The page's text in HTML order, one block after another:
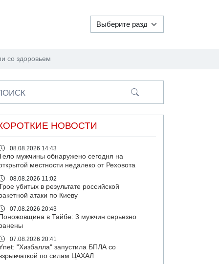
со здоровьем
НОВОСТИ
08.08.2026 14:43
мужчины обнаружено сегодня на
местности недалеко от Реховота
08.08.2026 11:02
убитых в результате российской
атаки по Киеву
07.08.2026 20:43
Поножовщина в Тайбе: 3 мужчин серьезно
07.08.2026 20:41
"Хизбалла" запустила БПЛА со
по силам ЦАХАЛ